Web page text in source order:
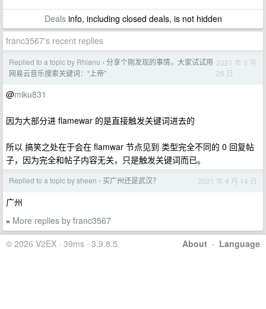
Dealsinfo, including closed deals, is not hidden
franc3567's recent replies
Replied to a topic by Rhianu › 分享个刚发现的事情，大家试试用
网易云音乐搜索关键词：“上帝”
2021 年 5 月
26 日
@miku831
因为大部分进 flamewar 的是直接触发关键词进去的
所以 搞笑之处在于会在 flamwar 节点见到 类型完全不同的 0 回复帖
子，因为完全和帖子内容无关，只是触发关键词而已。
Replied to a topic by sheen › 买广州还是武汉？ 2021 年 4 月 14 日
广州
» More replies by franc3567
About · Language
© 2026 V2EX · 39ms · 3.9.8.5